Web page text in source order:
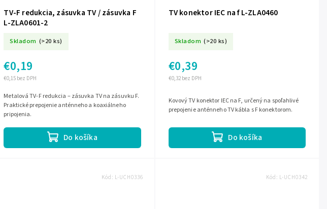
TV-F redukcia, zásuvka TV / zásuvka F
L-ZLA0601-2
Skladom (>20 ks)
€0,15 bez DPH
€0,19
Do košíka
Metalová TV-F redukcia – zásuvka TV na zásuvku F.
Praktické prepojenie anténneho a koaxiálneho
pripojenia.
TV konektor IEC na f L-ZLA0460
Skladom (>20 ks)
€0,32 bez DPH
€0,39
Do košíka
Kovový TV konektor IEC na F, určený na spoľahlivé
prepojenie anténneho TV kábla s F konektorom.
Kód: L-UCH0336 Kód: L-UCH0342